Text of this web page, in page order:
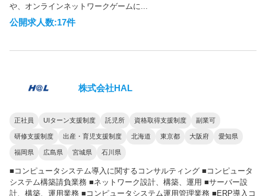
や、オンラインネットワークゲームに...
公開求人数:17件
株式会社HAL
正社員 UIターン支援制度 託児所 資格取得支援制度 副業可
研修支援制度 出産・育児支援制度 北海道 東京都 大阪府 愛知県
福岡県 広島県 宮城県 石川県
■コンピュータシステム導入に関するコンサルティング ■コンピュータ
システム構築請負業務 ■ネットワーク設計、構築、運用 ■サーバー設
計、構築、運用業務 ■コンピュータシステム運用管理業務 ■ERP導入コ